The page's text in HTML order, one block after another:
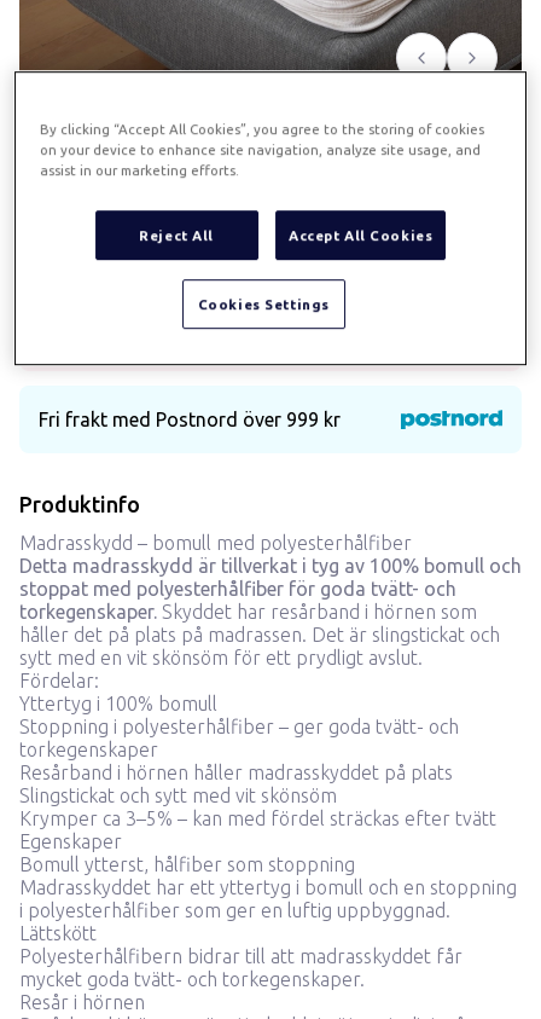
Föregående
Nästa
830 madrasskydd 90x210
Madrasskydd i bomullstyg
Betalningsalternativ med Klarna
Fri frakt med Postnord över 999 kr
Produktinfo
Madrasskydd – bomull med polyesterhålfiber
Detta madrasskydd är tillverkat i tyg av 100% bomull och
stoppat med polyesterhålfiber för goda tvätt- och
torkegenskaper. Skyddet har resårband i hörnen som
håller det på plats på madrassen. Det är slingstickat och
sytt med en vit skönsöm för ett prydligt avslut.
Fördelar:
Yttertyg i 100% bomull
Stoppning i polyesterhålfiber – ger goda tvätt- och
torkegenskaper
Resårband i hörnen håller madrasskyddet på plats
Slingstickat och sytt med vit skönsöm
Krymper ca 3–5% – kan med fördel sträckas efter tvätt
Egenskaper
Bomull ytterst, hålfiber som stoppning
Madrasskyddet har ett yttertyg i bomull och en stoppning
i polyesterhålfiber som ger en luftig uppbyggnad.
Lättskött
Polyesterhålfibern bidrar till att madrasskyddet får
mycket goda tvätt- och torkegenskaper.
Resår i hörnen
By clicking “Accept All Cookies”, you agree to the storing of cookies
on your device to enhance site navigation, analyze site usage, and
assist in our marketing efforts.
Reject All Accept All Cookies
Cookies Settings